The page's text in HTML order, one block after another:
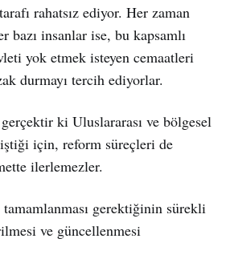
rahatsız ediyor. Her zaman
bazı insanlar ise, bu kapsamlı
yok etmek isteyen cemaatleri
durmayı tercih ediyorlar.
ki Uluslararası ve bölgesel
için, reform süreçleri de
ilerlemezler.
gerektiğinin sürekli
ve güncellenmesi